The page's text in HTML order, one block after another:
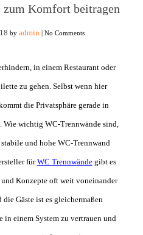
Komfort beitragen
by admin | No Comments
in einem Restaurant oder
zu gehen. Selbst wenn hier
die Privatsphäre gerade in
Wie wichtig WC-Trennwände sind,
und hohe WC-Trennwand
fürWC Trennwändegibt es
Konzepte oft weit voneinander
Gäste ist es gleichermaßen
in einem System zu vertrauen und